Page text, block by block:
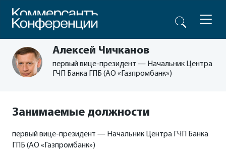
Алексей Чичканов
первый вице-президент — Начальник Центра
ГЧП Банка ГПБ (АО «Газпромбанк»)
Занимаемые должности
первый вице-президент — Начальник Центра ГЧП Банка
ГПБ (АО «Газпромбанк»)